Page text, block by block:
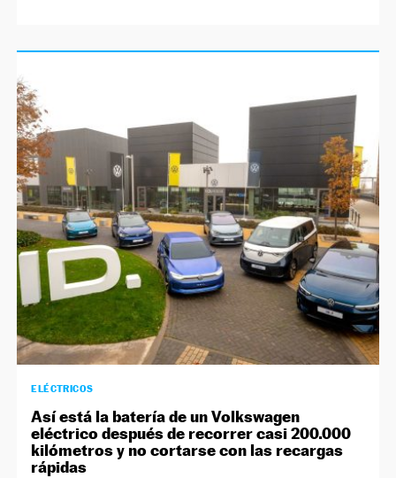
ELÉCTRICOS
Así está la batería de un Volkswagen
eléctrico después de recorrer casi 200.000
kilómetros y no cortarse con las recargas
rápidas